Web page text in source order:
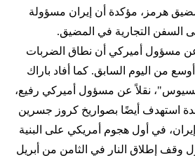
هرمز، مؤكدة أن إيران مسؤولة
السفن التجارية في المضيق.
مسؤول أميركي أن نطاق الضربات
من اليوم السابق. كما أفاد باراك
نقلاً عن مسؤول أميركي رفيع،
استهدف أيضًا بصواريخ كروز جسرين
في أول هجوم أمريكي على البنية
وقف إطلاق النار في الثامن من أبريل